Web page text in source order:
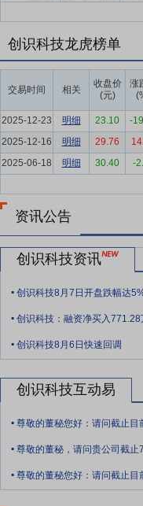
要点5：数字营销行业
的策略，它充分利用前沿
立足，必须将数字营销置
要点6：智慧医疗养老行业
了一系列重磅政策，核心逻
要点7：行业经验优势
要点8： 自主创新和技术优势
业务平台。
务，支付+营销将丰富公司
力。
要点10： 业务模式优势
力，还为银行带来优质客
要点11：组织管理、激励机
平化、无边界”事业部制
形成“人均收入、人均利润
要点12：自愿锁定股份
要点13：股利分配
在满
创识科技龙虎榜单
交易时间 相关
收盘价
(元)
涨
2025-12-23
明细 23.10 -
2025-12-16
明细 29.76
2025-06-18
明细 30.40 -
资讯公告
创识科技资讯
. 创识科技8月7日开盘跌幅达
. 创识科技：融资净买入
. 创识科技8月6日快速回调
创识科技互动易
. 尊敬的董秘您好：请问截止目
. 尊敬的董秘，请问贵公司截
. 尊敬的董秘您好：请问截止目